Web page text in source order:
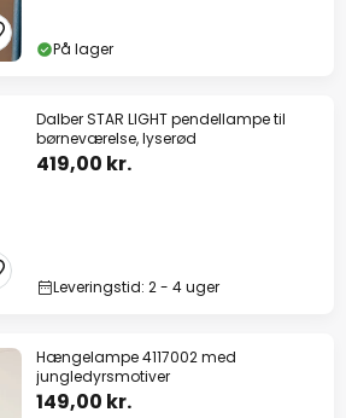
På lager
Dalber STAR LIGHT pendellampe til
børneværelse, lyserød
419,00 kr.
Leveringstid: 2 - 4 uger
Hængelampe 4117002 med
jungledyrsmotiver
149,00 kr.